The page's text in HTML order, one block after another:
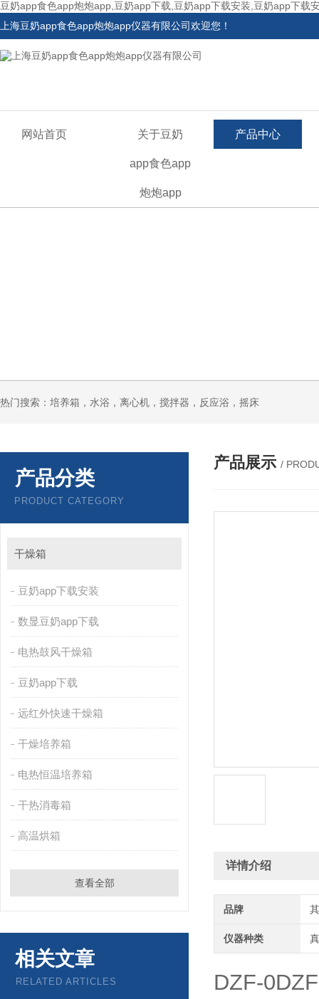
豆奶app食色app炮炮app,豆奶app下载,豆奶app下载安装,豆奶app下载
上海豆奶app食色app炮炮app仪器有限公司欢迎您！
网站首页 关于豆奶
app食色app
炮炮app
产品中心
热门搜索：培养箱，水浴，离心机，搅拌器，反应浴，摇床
产品分类
PRODUCT CATEGORY
干燥箱
豆奶app下载安装
数显豆奶app下载
电热鼓风干燥箱
豆奶app下载
远红外快速干燥箱
干燥培养箱
电热恒温培养箱
干热消毒箱
高温烘箱
查看全部
相关文章
RELATED ARTICLES
产品展示 /
详情介绍
品牌
仪器种类
DZF-